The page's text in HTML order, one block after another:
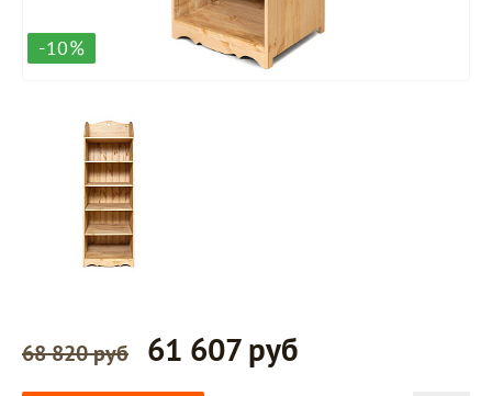
-10%
68 820 руб 61 607 руб